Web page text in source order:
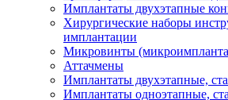
Имплантаты двухэтапные
Хирургические наборы
имплантации
Микровинты
Аттачмены
Имплантаты двухэтапные,
Имплантаты одноэтапные,